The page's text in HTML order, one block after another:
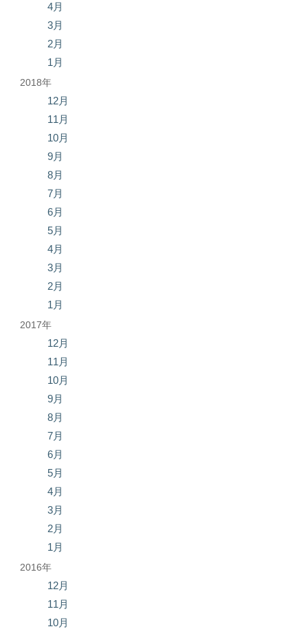
4月
3月
2月
1月
2018年
12月
11月
10月
9月
8月
7月
6月
5月
4月
3月
2月
1月
2017年
12月
11月
10月
9月
8月
7月
6月
5月
4月
3月
2月
1月
2016年
12月
11月
10月